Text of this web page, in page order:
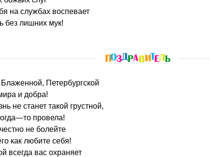
на службах воспевает
без лишних мук!
Блаженной, Петербургской
и добра!
не станет такой грустной,
провела!
не болейте
как любите себя!
всегда вас охраняет